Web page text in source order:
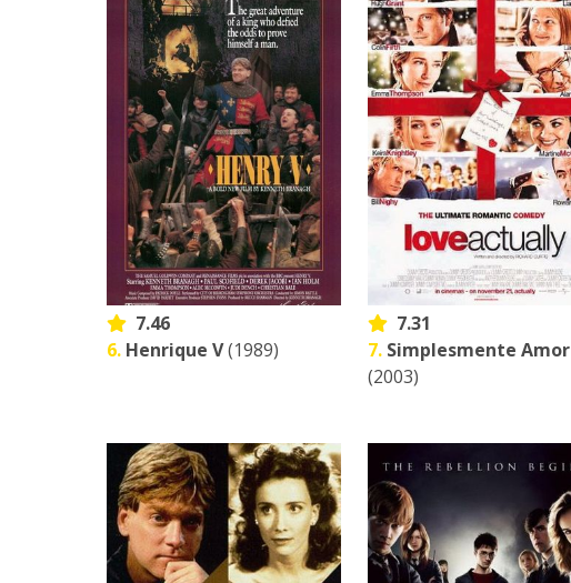
7.46
6. Henrique V(1989)
7.31
7. Simplesmente Amor
(2003)